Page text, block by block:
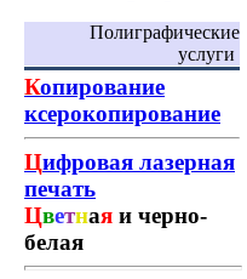
Полиграфические
услуги
Копирование
ксерокопирование
Цифровая лазерная
печать
Цветная и черно-
белая